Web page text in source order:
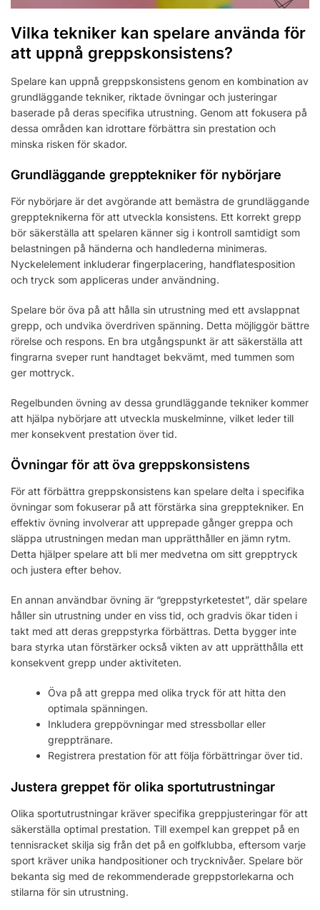
Vilka tekniker kan spelare använda för
att uppnå greppskonsistens?
Spelare kan uppnå greppskonsistens genom en kombination av
grundläggande tekniker, riktade övningar och justeringar
baserade på deras specifika utrustning. Genom att fokusera på
dessa områden kan idrottare förbättra sin prestation och
minska risken för skador.
Grundläggande grepptekniker för nybörjare
För nybörjare är det avgörande att bemästra de grundläggande
greppteknikerna för att utveckla konsistens. Ett korrekt grepp
bör säkerställa att spelaren känner sig i kontroll samtidigt som
belastningen på händerna och handlederna minimeras.
Nyckelelement inkluderar fingerplacering, handflatesposition
och tryck som appliceras under användning.
Spelare bör öva på att hålla sin utrustning med ett avslappnat
grepp, och undvika överdriven spänning. Detta möjliggör bättre
rörelse och respons. En bra utgångspunkt är att säkerställa att
fingrarna sveper runt handtaget bekvämt, med tummen som
ger mottryck.
Regelbunden övning av dessa grundläggande tekniker kommer
att hjälpa nybörjare att utveckla muskelminne, vilket leder till
mer konsekvent prestation över tid.
Övningar för att öva greppskonsistens
För att förbättra greppskonsistens kan spelare delta i specifika
övningar som fokuserar på att förstärka sina grepptekniker. En
effektiv övning involverar att upprepade gånger greppa och
släppa utrustningen medan man upprätthåller en jämn rytm.
Detta hjälper spelare att bli mer medvetna om sitt grepptryck
och justera efter behov.
En annan användbar övning är “greppstyrketestet”, där spelare
håller sin utrustning under en viss tid, och gradvis ökar tiden i
takt med att deras greppstyrka förbättras. Detta bygger inte
bara styrka utan förstärker också vikten av att upprätthålla ett
konsekvent grepp under aktiviteten.
Öva på att greppa med olika tryck för att hitta den
optimala spänningen.
Inkludera greppövningar med stressbollar eller
grepptränare.
Registrera prestation för att följa förbättringar över tid.
Justera greppet för olika sportutrustningar
Olika sportutrustningar kräver specifika greppjusteringar för att
säkerställa optimal prestation. Till exempel kan greppet på en
tennisracket skilja sig från det på en golfklubba, eftersom varje
sport kräver unika handpositioner och trycknivåer. Spelare bör
bekanta sig med de rekommenderade greppstorlekarna och
stilarna för sin utrustning.